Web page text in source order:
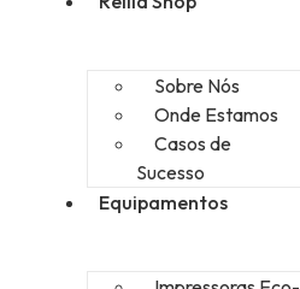
Sobre Nós
Onde Estamos
Casos de
Sucesso
Equipamentos